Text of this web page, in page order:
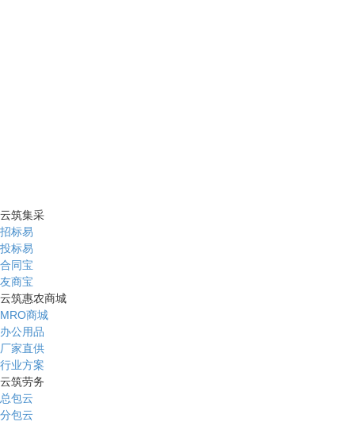
云筑集采
招标易
投标易
合同宝
友商宝
云筑惠农商城
MRO商城
办公用品
厂家直供
行业方案
云筑劳务
总包云
分包云